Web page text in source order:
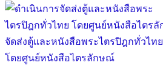
จัดส่งตู้และหนังสือพระไตรปิฎกทั่วไทย
โดยศูนย์หนังสือไตรลักษณ์